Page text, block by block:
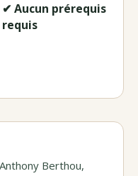
✔ Aucun prérequis
requis
Berthou,